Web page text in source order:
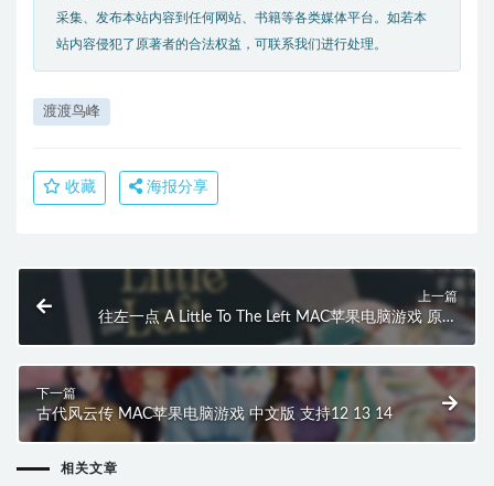
采集、发布本站内容到任何网站、书籍等各类媒体平台。如若本
站内容侵犯了原著者的合法权益，可联系我们进行处理。
渡渡鸟峰
收藏 海报分享
上一篇
往左一点 A Little To The Left MAC苹果电脑游戏 原生
中文版 支持12 13 14
下一篇
古代风云传 MAC苹果电脑游戏 中文版 支持12 13 14
相关文章